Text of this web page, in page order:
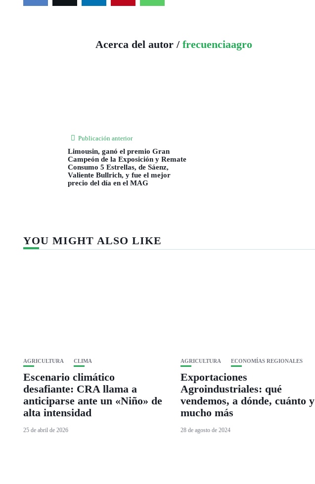
Acerca del autor / frecuenciaagro
Publicación anterior
Limousin, ganó el premio Gran
Campeón de la Exposición y Remate
Consumo 5 Estrellas, de Sáenz,
Valiente Bullrich, y fue el mejor
precio del día en el MAG
YOU MIGHT ALSO LIKE
AGRICULTURA CLIMA
Escenario climático
desafiante: CRA llama a
anticiparse ante un «Niño» de
alta intensidad
25 de abril de 2026
AGRICULTURA ECONOMÍAS REGIONALES
Exportaciones
Agroindustriales: qué
vendemos, a dónde, cuánto y
mucho más
28 de agosto de 2024